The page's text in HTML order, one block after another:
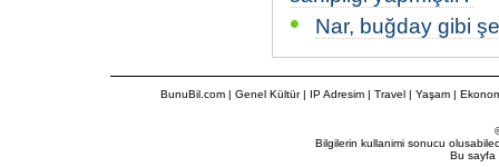
• Nar, buğday gibi
BunuBil.com| Genel Kültür| IP Adresim| Travel| Yaşam |
Bilgilerin kullanimi sonucu
Bu sayfa